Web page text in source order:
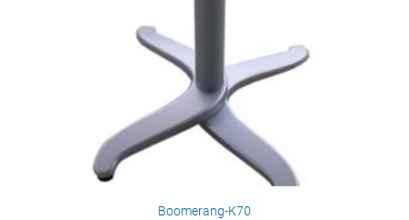
Boomerang-K70